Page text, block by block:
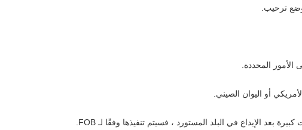
ترحيب.
الأمور المحددة.